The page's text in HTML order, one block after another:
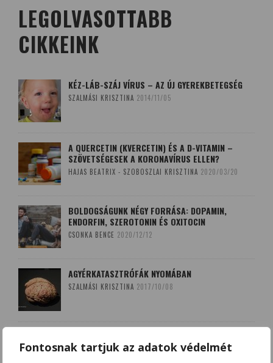
Fontosnak tartjuk az adatok védelmét
LEGOLVASOTTABB
CIKKEINK
KÉZ-LÁB-SZÁJ VÍRUS – AZ ÚJ GYEREKBETEGSÉG
SZALMÁSI KRISZTINA 2014/11/05
A QUERCETIN (KVERCETIN) ÉS A D-VITAMIN –
SZÖVETSÉGESEK A KORONAVÍRUS ELLEN?
HAJAS BEATRIX - SZOBOSZLAI KRISZTINA 2020/03/20
BOLDOGSÁGUNK NÉGY FORRÁSA: DOPAMIN,
ENDORFIN, SZEROTONIN ÉS OXITOCIN
CSONKA BENCE 2020/12/12
AGYÉRKATASZTRÓFÁK NYOMÁBAN
SZALMÁSI KRISZTINA 2017/10/08
SZOBOSZLAI KRISZTINA 2018/03/15